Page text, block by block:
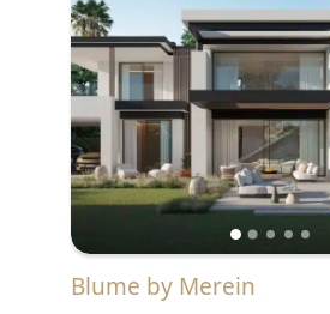
Blume by Merein